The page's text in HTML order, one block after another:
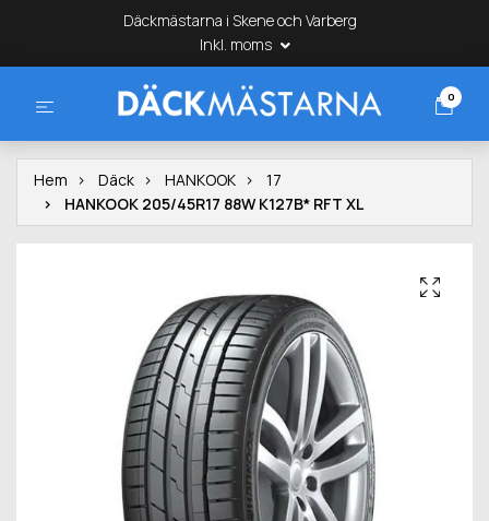
Däckmästarna i Skene och Varberg
Inkl. moms
0
Hem Däck HANKOOK
17
HANKOOK 205/45R17 88W K127B* RFT XL